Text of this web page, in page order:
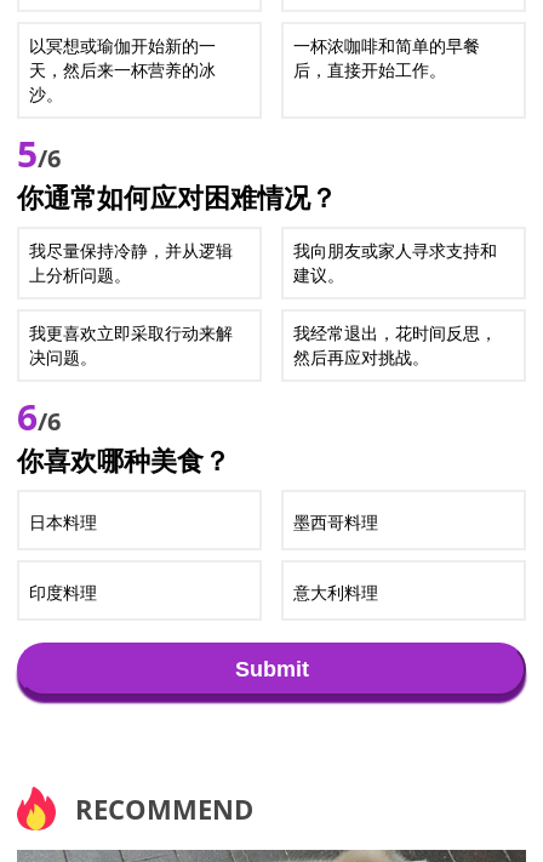
以冥想或瑜伽开始新的一
天，然后来一杯营养的冰
沙。
一杯浓咖啡和简单的早餐
后，直接开始工作。
5/6
你通常如何应对困难情况？
我尽量保持冷静，并从逻辑
上分析问题。
我向朋友或家人寻求支持和
建议。
我更喜欢立即采取行动来解
决问题。
我经常退出，花时间反思，
然后再应对挑战。
6/6
你喜欢哪种美食？
日本料理 墨西哥料理
印度料理 意大利料理
Submit
RECOMMEND